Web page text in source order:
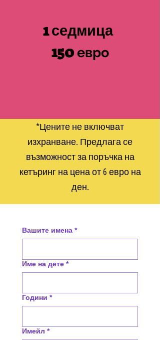
1седмица
150евро
*Цените не включват
изхранване. Предлага се
възможност за поръчка на
кетъринг на цена от 6 евро на
ден.
Вашите имена *
Име на дете *
Години *
Имейл *